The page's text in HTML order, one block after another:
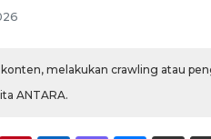
melakukan crawling atau
ANTARA.